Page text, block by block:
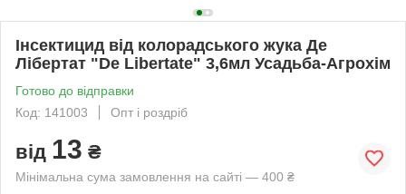
Інсектицид від колорадського жука Де
Лібертат "De Libertate" 3,6мл Усадьба-Агрохім
Готово до відправки
Код: 141003
Опт і роздріб
від 13 ₴
Мінімальна сума замовлення на сайті — 400 ₴